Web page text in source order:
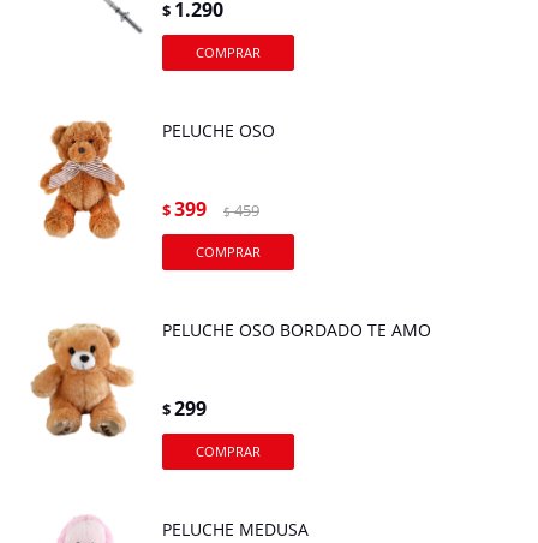
$ 1.290
PELUCHE OSO
$399 $ 459
PELUCHE OSO BORDADO TE AMO
$299
PELUCHE MEDUSA